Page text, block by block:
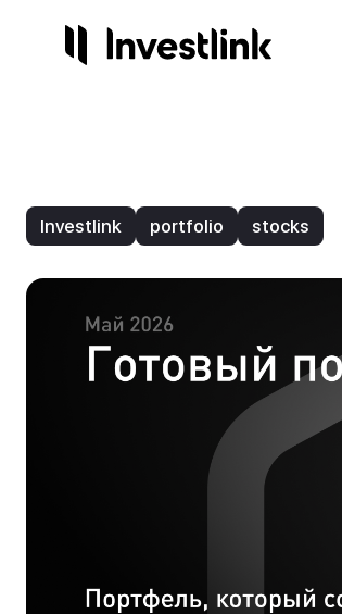
Опционы Контакты
Investlink portfolio stocks